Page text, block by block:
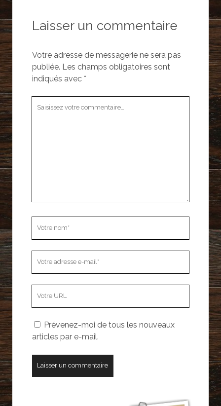
Laisser un commentaire
Votre adresse de messagerie ne sera pas
publiée. Les champs obligatoires sont
indiqués avec *
mail
votre
site
Prévenez-moi de tous les nouveaux
articles par e-mail.